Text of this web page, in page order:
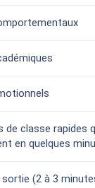
de classe rapides
en quelques
sortie (2 à 3